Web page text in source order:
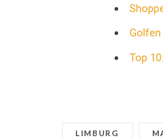
Top
LIMBURG